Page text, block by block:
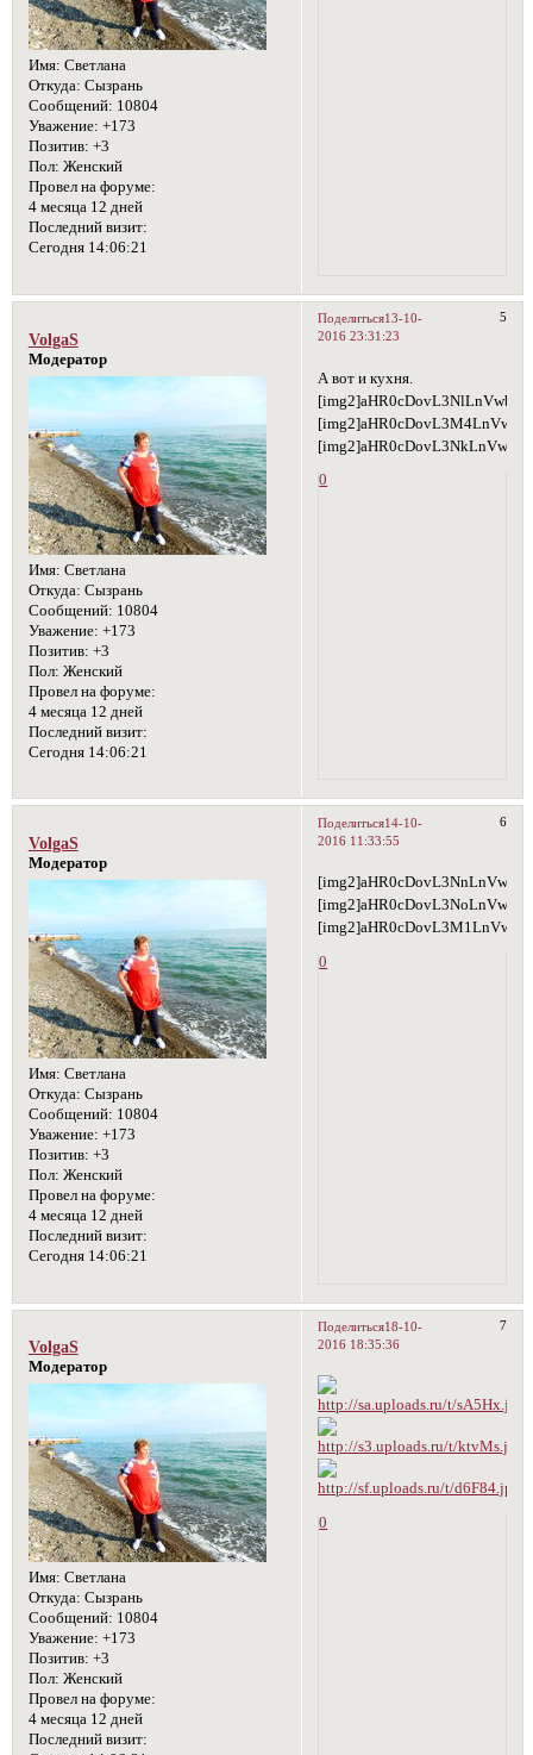
Имя: Светлана
Откуда: Сызрань
Сообщений: 10804
Уважение: +173
Позитив: +3
Пол: Женский
Провел на форуме:
4 месяца 12 дней
Последний визит:
Сегодня 14:06:21
Поделиться 5
13-10-
2016 23:31:23
VolgaS
Модератор
Имя: Светлана
Откуда: Сызрань
Сообщений: 10804
Уважение: +173
Позитив: +3
Пол: Женский
Провел на форуме:
4 месяца 12 дней
Последний визит:
Сегодня 14:06:21
А вот и кухня.
0
Поделиться 6
14-10-
2016 11:33:55
VolgaS
Модератор
Имя: Светлана
Откуда: Сызрань
Сообщений: 10804
Уважение: +173
Позитив: +3
Пол: Женский
Провел на форуме:
4 месяца 12 дней
Последний визит:
Сегодня 14:06:21
0
Поделиться 7
18-10-
2016 18:35:36
VolgaS
Модератор
Имя: Светлана
Откуда: Сызрань
Сообщений: 10804
Уважение: +173
Позитив: +3
Пол: Женский
Провел на форуме:
4 месяца 12 дней
Последний визит:
0